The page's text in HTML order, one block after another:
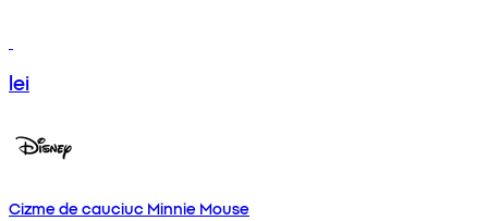
lei
Cizme de cauciuc Minnie Mouse